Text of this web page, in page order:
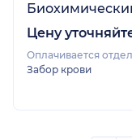
Цену
Оплачивается
Забор крови